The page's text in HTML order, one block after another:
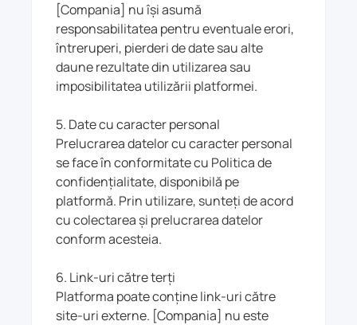
[Compania] nu își asumă
responsabilitatea pentru eventuale erori,
întreruperi, pierderi de date sau alte
daune rezultate din utilizarea sau
imposibilitatea utilizării platformei.
5. Date cu caracter personal
Prelucrarea datelor cu caracter personal
se face în conformitate cu Politica de
confidențialitate, disponibilă pe
platformă. Prin utilizare, sunteți de acord
cu colectarea și prelucrarea datelor
conform acesteia.
6. Link-uri către terți
Platforma poate conține link-uri către
site-uri externe. [Compania] nu este